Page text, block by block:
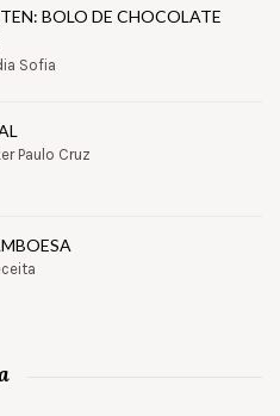
BOLO DE CHOCOLATE
Sofia
Paulo Cruz